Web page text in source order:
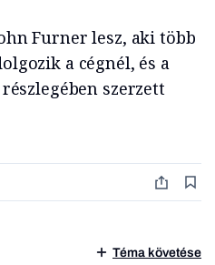
Furner lesz, aki több
a cégnél, és a
szerzett
Téma követése